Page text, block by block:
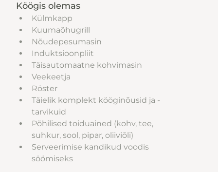
Köögis olemas
Külmkapp
Kuumaõhugrill
Nõudepesumasin
Induktsioonpliit
Täisautomaatne kohvimasin
Veekeetja
Röster
Täielik komplekt kööginõusid ja -
tarvikuid
Põhilised toiduained (kohv, tee,
suhkur, sool, pipar, oliiviõli)
Serveerimise kandikud voodis
söömiseks